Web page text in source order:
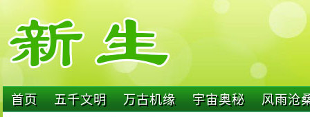
首页 五千文明 万古机缘 宇宙奥秘 风雨沧